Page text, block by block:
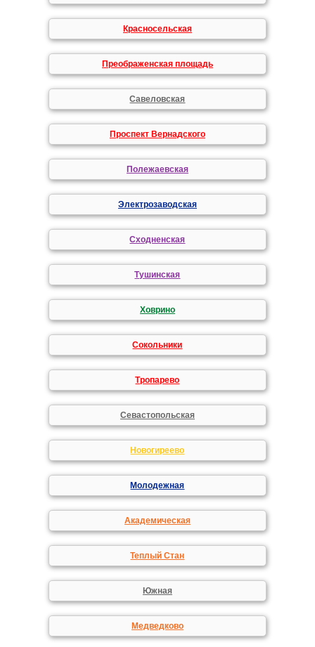
Красносельская
Преображенская площадь
Савеловская
Проспект Вернадского
Полежаевская
Электрозаводская
Сходненская
Тушинская
Ховрино
Сокольники
Тропарево
Севастопольская
Новогиреево
Молодежная
Академическая
Теплый Стан
Южная
Медведково